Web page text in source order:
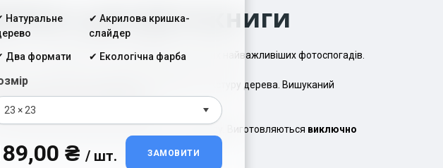
Натуральне
Два формати
✔︎ Акрилова кришка-
слайдер
✔︎ Екологічна фарба
23 × 23
₴ / шт. ЗАМОВИТИ
для фотокниги
та довговічного для збереження ваших найважливіших фотоспогадів.
німецькою фарбою що зберігає текстуру дерева. Вишуканий
надійно захищатиме вміст.
доповненням для будь-якого інтер'єру. Виготовляються виключно